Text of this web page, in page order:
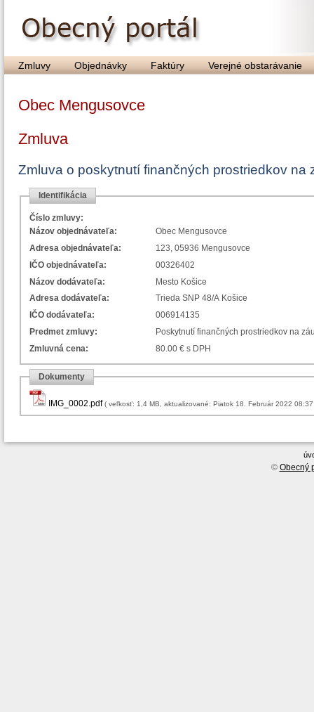
Zmluvy Objednávky Faktúry Verejné obstarávanie
Obec Mengusovce
Zmluva
Zmluva o poskytnutí finančných prostriedkov na
Identifikácia
Číslo zmluvy:
Názov objednávateľa:
Obec Mengusovce
Adresa objednávateľa:
123, 05936 Mengusovce
IČO objednávateľa:
00326402
Názov dodávateľa:
Mesto Košice
Adresa dodávateľa:
Trieda SNP 48/A Košice
IČO dodávateľa:
006914135
Predmet zmluvy:
Poskytnutí finančných prostriedkov na
Zmluvná cena:
80.00 € s DPH
Dokumenty
IMG_0002.pdf ( veľkosť: 1,4 MB, aktualizované: Piatok 18. Február 2022
© Obecný